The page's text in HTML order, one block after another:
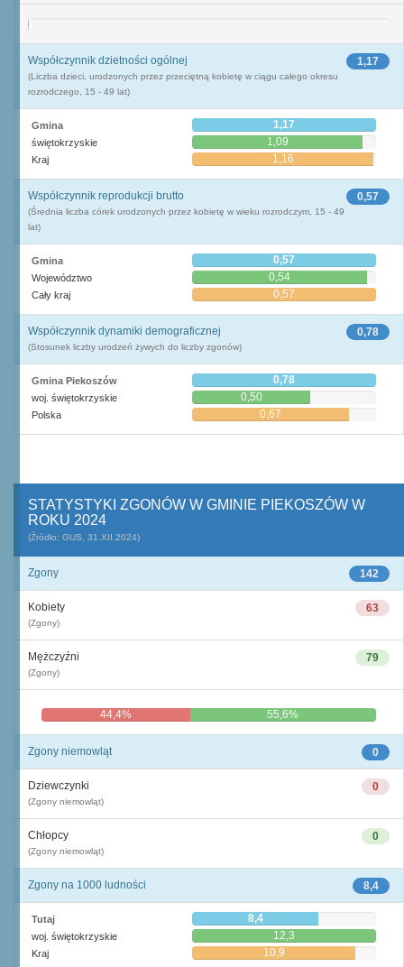
2
1,17
Współczynnik dzietności ogólnej
(Liczba dzieci, urodzonych przez przeciętną kobietę w ciągu całego okresu
rozrodczego, 15 - 49 lat)
Gmina 1,17
świętokrzyskie 1,09
Kraj 1,16
0,57
Współczynnik reprodukcji brutto
(Średnia liczba córek urodzonych przez kobietę w wieku rozrodczym, 15 - 49
lat)
Gmina 0,57
Województwo 0,54
Cały kraj 0,57
0,78
Współczynnik dynamiki demograficznej
(Stosunek liczby urodzeń żywych do liczby zgonów)
Gmina Piekoszów 0,78
woj. świętokrzyskie 0,50
Polska 0,67
STATYSTYKI ZGONÓW W GMINIE PIEKOSZÓW W
ROKU 2024
(Źródło: GUS, 31.XII.2024)
142
Zgony
63
Kobiety
(Zgony)
79
Mężczyźni
(Zgony)
44,4% 55,6%
0
Zgony niemowląt
0
Dziewczynki
(Zgony niemowląt)
0
Chłopcy
(Zgony niemowląt)
8,4
Zgony na 1000 ludności
Tutaj 8,4
woj. świętokrzyskie 12,3
Kraj 10,9